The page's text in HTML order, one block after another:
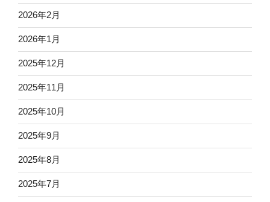
2026年2月
2026年1月
2025年12月
2025年11月
2025年10月
2025年9月
2025年8月
2025年7月